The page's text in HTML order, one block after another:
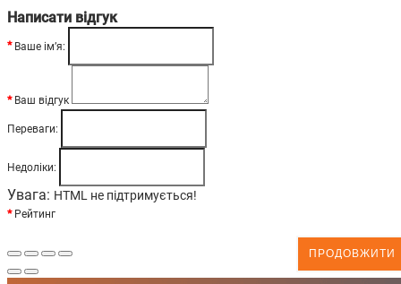
Написати відгук
Ваше ім’я:
Ваш відгук
Переваги:
Недоліки:
Увага: HTML не підтримується!
Рейтинг
ПРОДОВЖИТИ